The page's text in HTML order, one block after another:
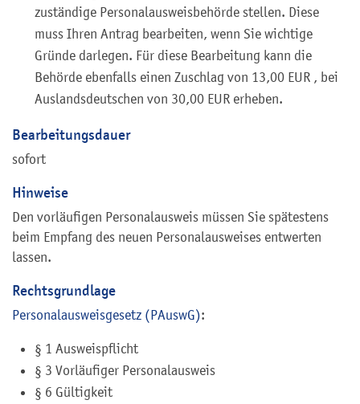
zuständige Personalausweisbehörde stellen. Diese
muss Ihren Antrag bearbeiten, wenn Sie wichtige
Gründe darlegen. Für diese Bearbeitung kann die
Behörde ebenfalls einen Zuschlag von 13,00 EUR , bei
Auslandsdeutschen von 30,00 EUR erheben.
Bearbeitungsdauer
sofort
Hinweise
Den vorläufigen Personalausweis müssen Sie spätestens
beim Empfang des neuen Personalausweises entwerten
lassen.
Rechtsgrundlage
Personalausweisgesetz (PAuswG):
§ 1 Ausweispflicht
§ 3 Vorläufiger Personalausweis
§ 6 Gültigkeit